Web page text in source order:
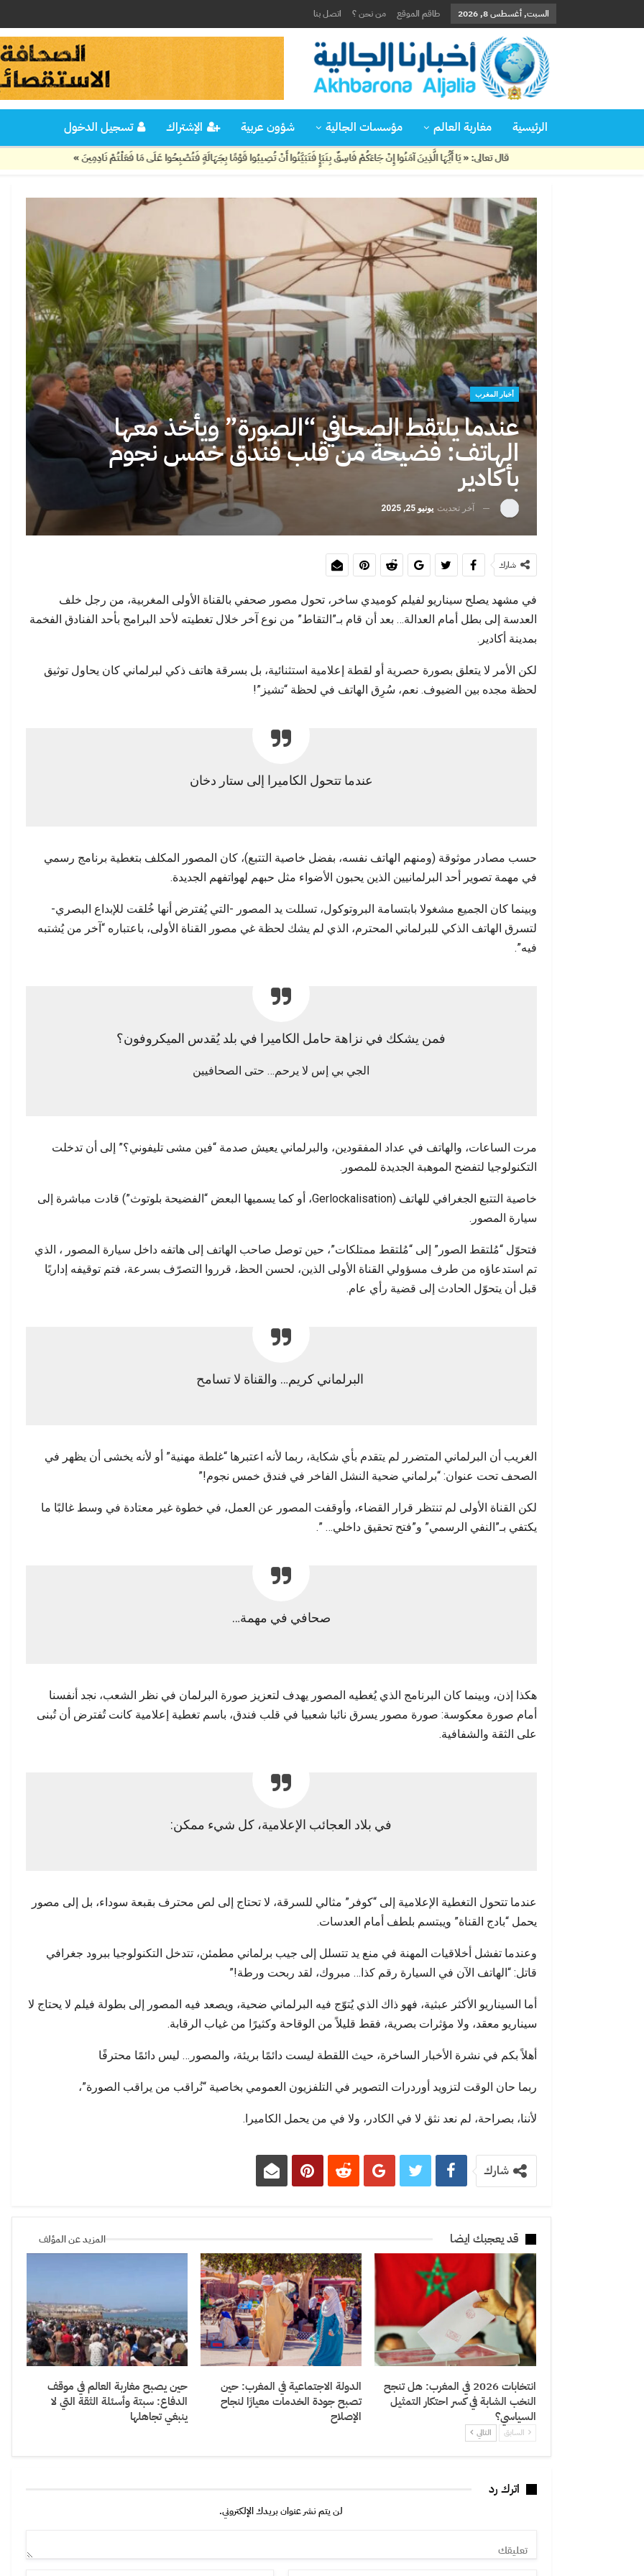
السبت, أغسطس 8, 2026 طاقم الموقع من نحن ؟ اتصل بنا
الرئيسية مغاربة العالم مؤسسات الجالية شؤون عربية الإشتراك تسجيل الدخول
قال تعالى: « يَا أَيُّهَا الَّذِينَ آمَنُوا إِنْ جَاءَكُمْ فَاسِقٌ بِنَبَإٍ فَتَبَيَّنُوا أَنْ تُصِيبُوا قَوْمًا بِجَهَالَةٍ فَتُصْبِحُوا عَلَى مَا فَعَلْتُمْ نَادِمِينَ »
أخبار المغرب
عندما يلتقط الصحافي “الصورة” ويأخذ معها
الهاتف: فضيحة من قلب فندق خمس نجوم
بأكادير
آخر تحديث يونيو 25, 2025
شارك
في مشهد يصلح سيناريو لفيلم كوميدي ساخر، تحول مصور صحفي بالقناة الأولى المغربية، من رجل خلف
العدسة إلى بطل أمام العدالة… بعد أن قام بـ”التقاط” من نوع آخر خلال تغطيته لأحد البرامج بأحد الفنادق الفخمة
بمدينة أكادير.
لكن الأمر لا يتعلق بصورة حصرية أو لقطة إعلامية استثنائية، بل بسرقة هاتف ذكي لبرلماني كان يحاول توثيق
لحظة مجده بين الضيوف. نعم، سُرِق الهاتف في لحظة “تشيز”!
عندما تتحول الكاميرا إلى ستار دخان
حسب مصادر موثوقة (ومنهم الهاتف نفسه، بفضل خاصية التتبع)، كان المصور المكلف بتغطية برنامج رسمي
في مهمة تصوير أحد البرلمانيين الذين يحبون الأضواء مثل حبهم لهواتفهم الجديدة.
وبينما كان الجميع مشغولا بابتسامة البروتوكول، تسللت يد المصور -التي يُفترض أنها خُلقت للإبداع البصري-
لتسرق الهاتف الذكي للبرلماني المحترم، الذي لم يشك لحظة غي مصور القناة الأولى، باعتباره “آخر من يُشتبه
فيه”.
فمن يشكك في نزاهة حامل الكاميرا في بلد يُقدس الميكروفون؟
الجي بي إس لا يرحم… حتى الصحافيين
مرت الساعات، والهاتف في عداد المفقودين، والبرلماني يعيش صدمة “فين مشى تليفوني؟” إلى أن تدخلت
التكنولوجيا لتفضح الموهبة الجديدة للمصور.
خاصية التتبع الجغرافي للهاتف (Gerlockalisation، أو كما يسميها البعض “الفضيحة بلوتوث”) قادت مباشرة إلى
سيارة المصور.
فتحوّل “مُلتقط الصور” إلى “مُلتقط ممتلكات”، حين توصل صاحب الهاتف إلى هاتفه داخل سيارة المصور ، الذي
تم استدعاؤه من طرف مسؤولي القناة الأولى الذين، لحسن الحظ، قرروا التصرّف بسرعة، فتم توقيفه إداريًا
قبل أن يتحوّل الحادث إلى قضية رأي عام.
البرلماني كريم… والقناة لا تسامح
الغريب أن البرلماني المتضرر لم يتقدم بأي شكاية، ربما لأنه اعتبرها “غلطة مهنية” أو لأنه يخشى أن يظهر في
الصحف تحت عنوان: “برلماني ضحية النشل الفاخر في فندق خمس نجوم!”
لكن القناة الأولى لم تنتظر قرار القضاء، وأوقفت المصور عن العمل، في خطوة غير معتادة في وسط غالبًا ما
يكتفي بـ”النفي الرسمي” و”فتح تحقيق داخلي… ”.
صحافي في مهمة…
هكذا إذن، وبينما كان البرنامج الذي يُغطيه المصور يهدف لتعزيز صورة البرلمان في نظر الشعب، نجد أنفسنا
أمام صورة معكوسة: صورة مصور يسرق نائبا شعبيا في قلب فندق، باسم تغطية إعلامية كانت تُفترض أن تُبنى
على الثقة والشفافية.
في بلاد العجائب الإعلامية، كل شيء ممكن:
عندما تتحول التغطية الإعلامية إلى “كوفر” مثالي للسرقة، لا تحتاج إلى لص محترف بقبعة سوداء، بل إلى مصور
يحمل “بادج القناة” ويبتسم بلطف أمام العدسات.
وعندما تفشل أخلاقيات المهنة في منع يد تتسلل إلى جيب برلماني مطمئن، تتدخل التكنولوجيا ببرود جغرافي
قاتل: “الهاتف الآن في السيارة رقم كذا… مبروك، لقد ربحت ورطة!”
أما السيناريو الأكثر عبثية، فهو ذاك الذي يُتوّج فيه البرلماني ضحية، ويصعد فيه المصور إلى بطولة فيلم لا يحتاج لا
سيناريو معقد، ولا مؤثرات بصرية، فقط قليلاً من الوقاحة وكثيرًا من غياب الرقابة.
أهلاً بكم في نشرة الأخبار الساخرة، حيث اللقطة ليست دائمًا بريئة، والمصور… ليس دائمًا محترفًا
ربما حان الوقت لتزويد أوردرات التصوير في التلفزيون العمومي بخاصية “نُراقب من يراقب الصورة”،
لأننا، بصراحة، لم نعد نثق لا في الكادر، ولا في من يحمل الكاميرا.
شارك
قد يعجبك ايضا المزيد عن المؤلف
انتخابات 2026 في المغرب: هل تنجح
النخب الشابة في كسر احتكار التمثيل
السياسي؟
الدولة الاجتماعية في المغرب: حين
تصبح جودة الخدمات معيارًا لنجاح
الإصلاح
حين يصبح مغاربة العالم في موقف
الدفاع: سبتة وأسئلة الثقة التي لا
ينبغي تجاهلها
السابق التالي
اترك رد
لن يتم نشر عنوان بريدك الإلكتروني.
حين تصبح الهجرة صرخة اجتماعية: لماذا
يختار الشباب المغاربة…
حين يفضح يومٌ واحد سنواتٍ من الخطاب
لغة الخطاب الديني في المهجر… حين تصبح
الترجمة حاجزًا بين…
انتخابات 2026 في المغرب: هل تنجح النخب
الشابة في كسر احتكار…